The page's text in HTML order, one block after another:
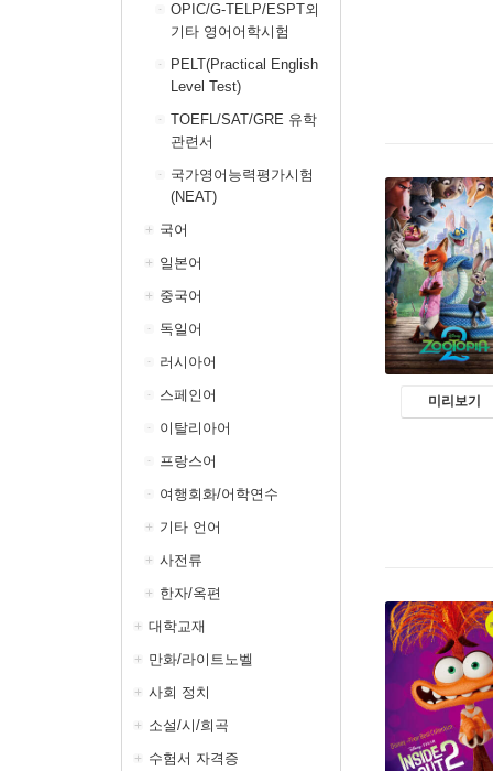
OPIC/G-TELP/ESPT외
기타 영어어학시험
PELT(Practical English
Level Test)
TOEFL/SAT/GRE 유학
관련서
국가영어능력평가시험
(NEAT)
국어
일본어
중국어
독일어
러시아어
스페인어
이탈리아어
프랑스어
여행회화/어학연수
기타 언어
사전류
한자/옥편
대학교재
만화/라이트노벨
사회 정치
소설/시/희곡
수험서 자격증
미리보기